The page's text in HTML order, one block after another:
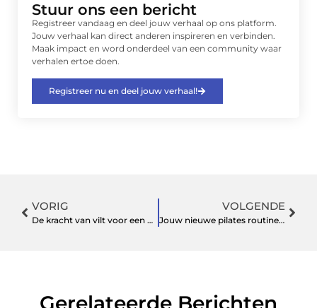
Stuur ons een bericht
Registreer vandaag en deel jouw verhaal op ons platform.
Jouw verhaal kan direct anderen inspireren en verbinden.
Maak impact en word onderdeel van een community waar
verhalen ertoe doen.
Registreer nu en deel jouw verhaal!
VORIG
De kracht van vilt voor een betere akoestiek
VOLGENDE
Jouw nieuwe pilates routine in Nijmegen
Gerelateerde Berichten